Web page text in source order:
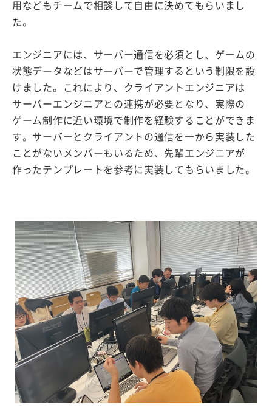
用などもチームで相談して自由に決めてもらいまし
た。
エンジニアには、サーバー通信を必須とし、ゲームの
状態データなどはサーバーで管理するという制限を設
けました。これにより、クライアントエンジニアは
サーバーエンジニアとの連携が必要となり、実際の
ゲーム制作に近い環境で制作を経験することができま
す。サーバーとクライアントの通信を一から実装した
ことがないメンバーもいるため、先輩エンジニアが
作ったテンプレートを参考に実装してもらいました。